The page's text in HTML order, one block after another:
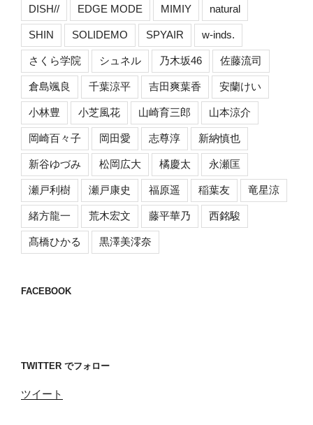
DISH// EDGE MODE MIMIY natural
SHIN SOLIDEMO SPYAIR w-inds.
さくら学院 シュネル 乃木坂46 佐藤流司
倉島颯良 千葉涼平 吉田爽葉香 安蘭けい
小林豊 小芝風花 山崎育三郎 山本涼介
岡崎百々子 岡田愛 志尊淳 新納慎也
新谷ゆづみ 松岡広大 橘慶太 永瀬匡
瀬戸利樹 瀬戸康史 福原遥 稲葉友 竜星涼
緒方龍一 荒木宏文 藤平華乃 西銘駿
髙橋ひかる 黒澤美澪奈
FACEBOOK
TWITTER でフォロー
ツイート